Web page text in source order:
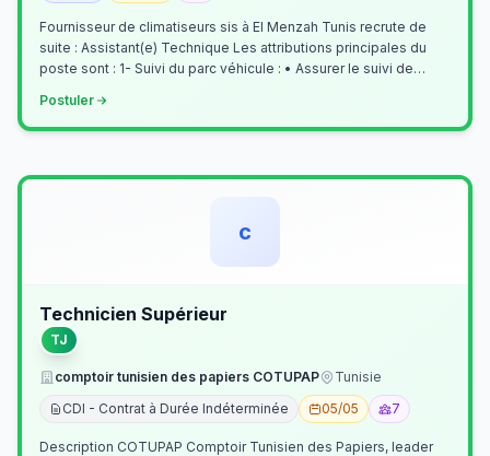
Fournisseur de climatiseurs sis à El Menzah Tunis recrute de
suite : Assistant(e) Technique Les attributions principales du
poste sont : 1- Suivi du parc véhicule : • Assurer le suivi de
Postuler
c
Technicien Supérieur
TJ
comptoir tunisien des papiers COTUPAP
Tunisie
CDI - Contrat à Durée Indéterminée
05/05 7
Description COTUPAP Comptoir Tunisien des Papiers, leader